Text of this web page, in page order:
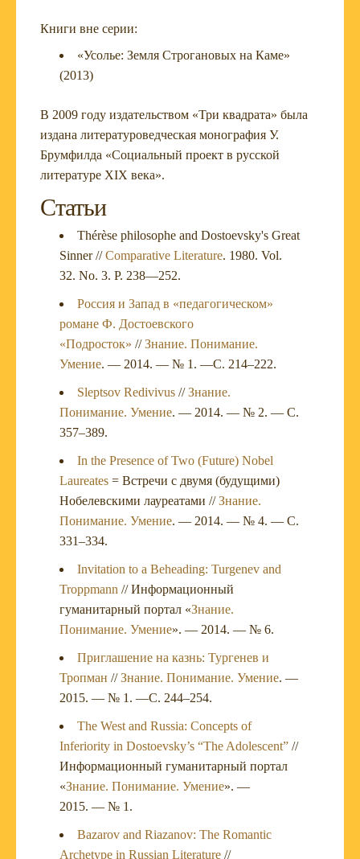
Книги вне серии:
«Усолье: Земля Строгановых на Каме»
(2013)
В 2009 году издательством «Три квадрата» была
издана литературоведческая монография У.
Брумфилда «Социальный проект в русской
литературе XIX века».
Статьи
Thérèse philosophe and Dostoevsky's Great
Sinner //Comparative Literature. 1980. Vol.
32. No. 3. P. 238—252.
Россия и Запад в «педагогическом»
романе Ф. Достоевского
«Подросток» //Знание. Понимание.
Умение. — 2014. — № 1. —С. 214–222.
Sleptsov Redivivus //Знание.
Понимание. Умение. — 2014. — № 2. — С.
357–389.
In the Presence of Two (Future) Nobel
Laureates = Встречи с двумя (будущими)
Нобелевскими лауреатами //Знание.
Понимание. Умение. — 2014. — № 4. — С.
331–334.
Invitation to a Beheading: Turgenev and
Troppmann // Информационный
гуманитарный портал «Знание.
Понимание. Умение». — 2014. — № 6.
Приглашение на казнь: Тургенев и
Тропман //Знание. Понимание. Умение. —
2015. — № 1. —С. 244–254.
The West and Russia: Concepts of
Inferiority in Dostoevsky’s “The Adolescent” //
Информационный гуманитарный портал
«Знание. Понимание. Умение». —
2015. — № 1.
Bazarov and Riazanov: The Romantic
Archetype in Russian Literature //